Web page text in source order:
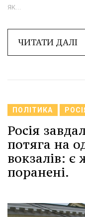
як...
ЧИТАТИ ДАЛІ
ПОЛІТИКА
Росія
потяга на
вокзалів: є
поранені.